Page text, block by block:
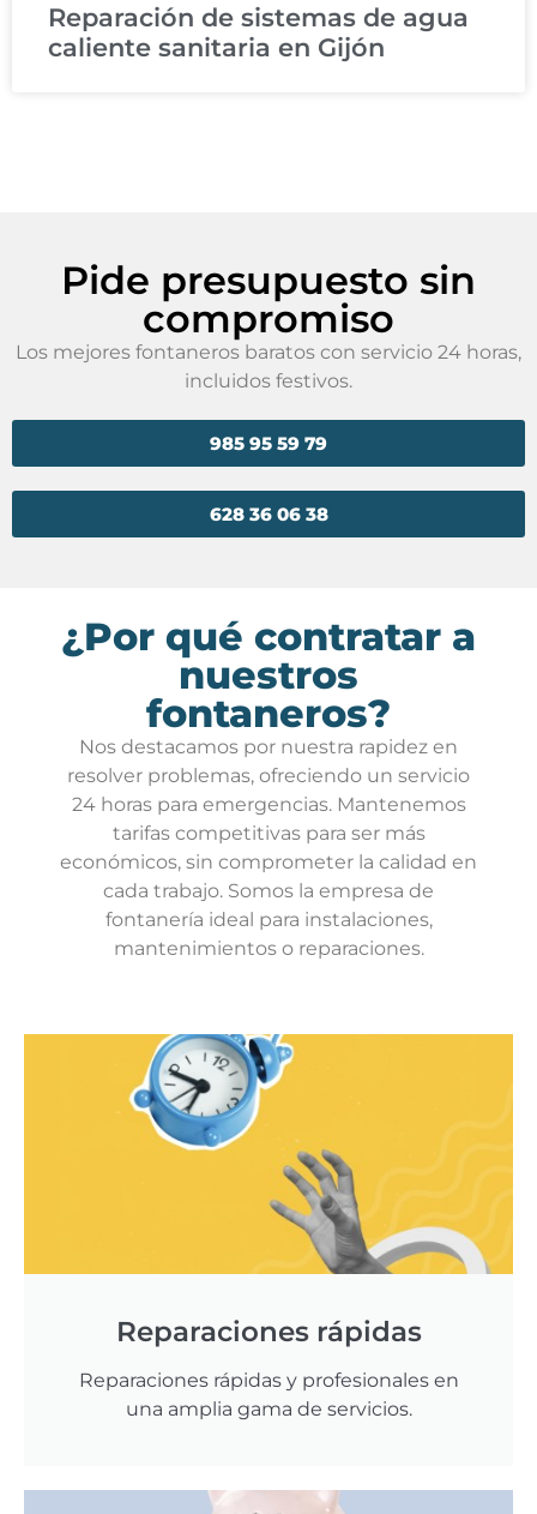
Reparación de sistemas de agua
caliente sanitaria en Gijón
Pide presupuesto sin
compromiso
Los mejores fontaneros baratos con servicio 24 horas,
incluidos festivos.
628 36 06 38
985 95 59 79
¿Por qué contratar a
nuestros
fontaneros?
Nos destacamos por nuestra rapidez en
resolver problemas, ofreciendo un servicio
24 horas para emergencias. Mantenemos
tarifas competitivas para ser más
económicos, sin comprometer la calidad en
cada trabajo. Somos la empresa de
fontanería ideal para instalaciones,
mantenimientos o reparaciones.
Reparaciones rápidas
Reparaciones rápidas y profesionales en
una amplia gama de servicios.